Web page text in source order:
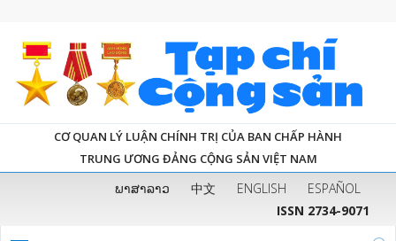
CƠ QUAN LÝ LUẬN CHÍNH TRỊ CỦA BAN CHẤP HÀNH
TRUNG ƯƠNG ĐẢNG CỘNG SẢN VIỆT NAM
ພາສາລາວ 中文 ENGLISH
ESPAÑOL
ISSN 2734-9071